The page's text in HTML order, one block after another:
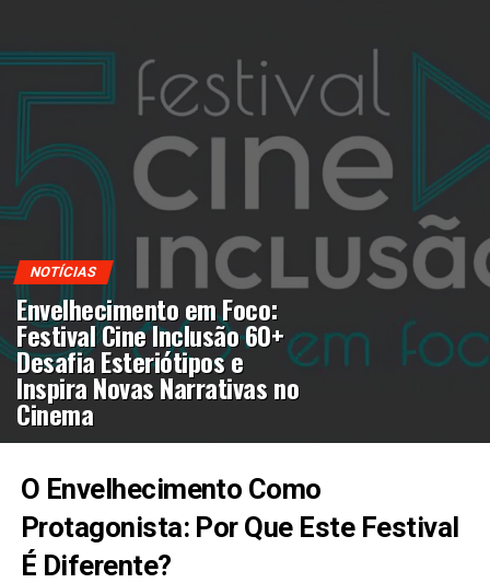
NOTÍCIAS
Envelhecimento em Foco:
Festival Cine Inclusão 60+
Desafia Esteriótipos e
Inspira Novas Narrativas no
Cinema
O Envelhecimento Como
Protagonista: Por Que Este Festival
É Diferente?